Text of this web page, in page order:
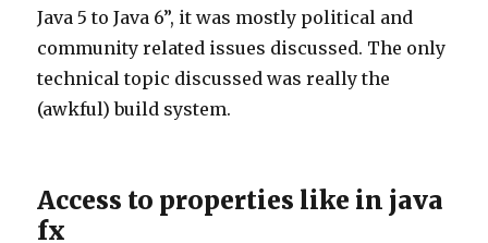
Java 5 to Java 6”, it was mostly political and
community related issues discussed. The only
technical topic discussed was really the
(awkful) build system.
Access to properties like in java
fx